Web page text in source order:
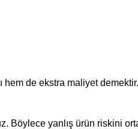
hem de ekstra maliyet demektir.
Böylece yanlış ürün riskini